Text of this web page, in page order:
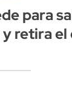
para
retira